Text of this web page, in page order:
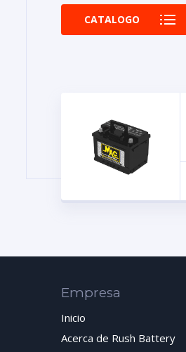
CATALOGO
Empresa
Inicio
Acerca de Rush Battery